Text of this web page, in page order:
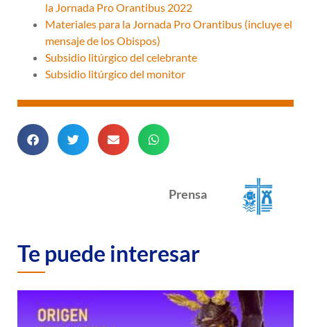
la Jornada Pro Orantibus 2022
Materiales para la Jornada Pro Orantibus (incluye el
mensaje de los Obispos)
Subsidio litúrgico del celebrante
Subsidio litúrgico del monitor
Prensa
Te puede interesar